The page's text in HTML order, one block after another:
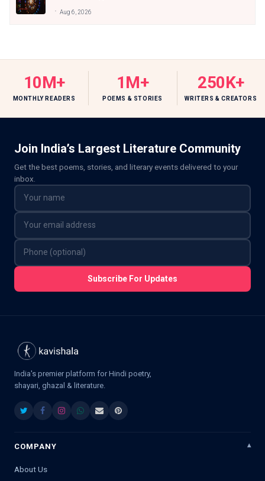
Aug 6, 2026
10M+
MONTHLY READERS
1M+
POEMS & STORIES
250K+
WRITERS & CREATORS
Join India’s Largest Literature Community
Get the best poems, stories, and literary events delivered to your
inbox.
Subscribe For Updates
India's premier platform for Hindi poetry,
shayari, ghazal & literature.
COMPANY
About Us